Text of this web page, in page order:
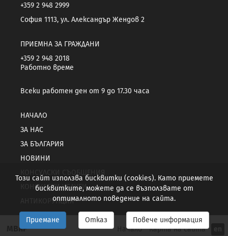
МВнР Начало Карта на сайта
+359 2 948 2999
София 1113, ул. Александър Жендов 2
ПРИЕМНА ЗА ГРАЖДАНИ
+359 2 948 2018
Работно време
Всеки работен ден от 9 до 17.30 часа
НАЧАЛО
ЗА НАС
ЗА БЪЛГАРИЯ
НОВИНИ
КОНСУЛСКИ СЪОБЩЕНИЯ
КОНСУЛСКИ УСЛУГИ
АНТИКОРУПЦИЯ
Този сайт използва бисквитки (cookies). Като приемете
бисквитките, можете да се възползвате от
оптималното поведение на сайта.
Приемане Отказ Повече информация